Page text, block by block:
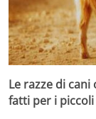
Le razze di
fatti per i piccoli